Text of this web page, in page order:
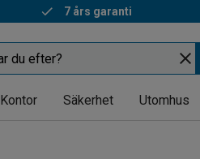
7 års garanti
Kontor Säkerhet Utomhus